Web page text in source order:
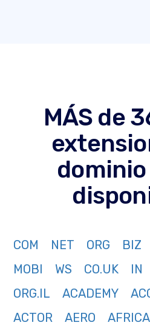
MÁS de
COM NET ORG BIZ
MOBI
WS CO.UK IN
ORG.IL
ACADEMY
ACTOR
AERO AFRICA